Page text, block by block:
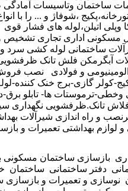
ساختمان وتاسیسات آمادگی
،شوفاژ و ... را با
مسکونی اداری تجاری تشخیص
ساختمانی لوله کشی سرد
آبگرمکن فلش تانک
و فولادی
نصب فروش
کولر گازی-برج خنک کننده-
ترموستات ها- تابلو برق-
تانک.ظرفشویی نگهداری
نصب و راه اندازی شیرآلات
لوازم بهداشتی تعمیرات و
بازسازی ساختمان مسکونی
دفتر ساختمانی ساختمان
نوسازی و تعمیرات و بازسازی